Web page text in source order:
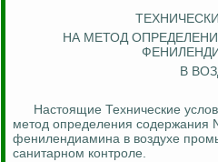
НА МЕТОД
В
Настоящие Технические
метод определения содержания
фенилендиамина в воздухе
санитарном контроле.